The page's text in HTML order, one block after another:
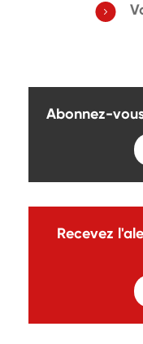
Abonnez-
Recevez